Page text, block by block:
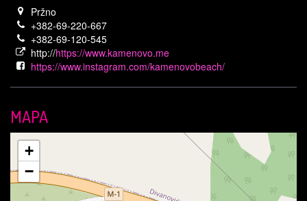
Pržno
+382-69-220-667
+382-69-120-545
http://https://www.kamenovo.me
https://www.instagram.com/kamenovobeach/
MAPA
+
−